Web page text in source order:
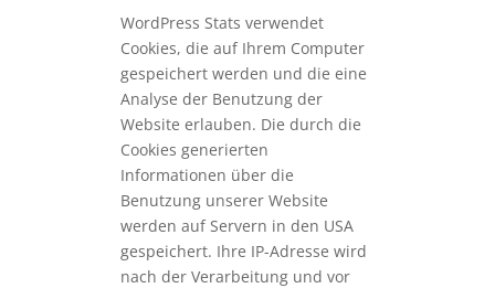
WordPress Stats verwendet
Cookies, die auf Ihrem Computer
gespeichert werden und die eine
Analyse der Benutzung der
Website erlauben. Die durch die
Cookies generierten
Informationen über die
Benutzung unserer Website
werden auf Servern in den USA
gespeichert. Ihre IP-Adresse wird
nach der Verarbeitung und vor